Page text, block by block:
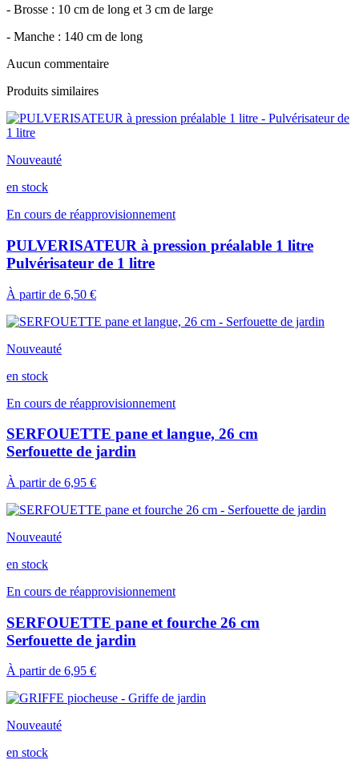
- Brosse : 10 cm de long et 3 cm de large
- Manche : 140 cm de long
Aucun commentaire
Produits similaires
Nouveauté
en stock
En cours de réapprovisionnement
PULVERISATEUR à pression préalable 1 litre
Pulvérisateur de 1 litre
À partir de 6,50 €
Nouveauté
en stock
En cours de réapprovisionnement
SERFOUETTE pane et langue, 26 cm
Serfouette de jardin
À partir de 6,95 €
Nouveauté
en stock
En cours de réapprovisionnement
SERFOUETTE pane et fourche 26 cm
Serfouette de jardin
À partir de 6,95 €
Nouveauté
en stock